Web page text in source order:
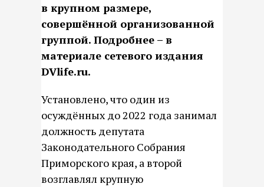
в крупном размере,
совершённой организованной
группой. Подробнее – в
материале сетевого издания
DVlife.ru.
Установлено, что один из
осуждённых до 2022 года занимал
должность депутата
Законодательного Собрания
Приморского края, а второй
возглавлял крупную